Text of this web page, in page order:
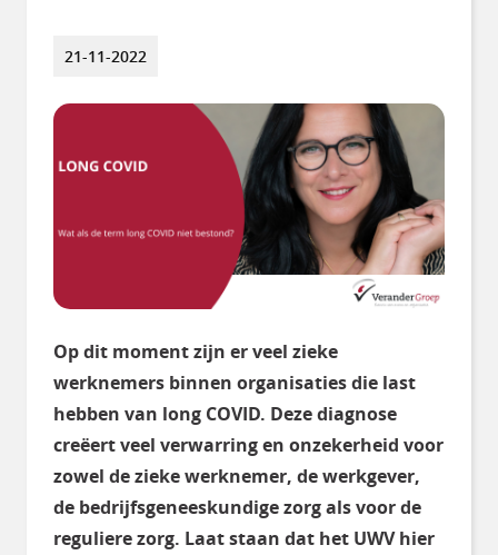
21-11-2022
Op dit moment zijn er veel zieke
werknemers binnen organisaties die last
hebben van long COVID. Deze diagnose
creëert veel verwarring en onzekerheid voor
zowel de zieke werknemer, de werkgever,
de bedrijfsgeneeskundige zorg als voor de
reguliere zorg. Laat staan dat het UWV hier